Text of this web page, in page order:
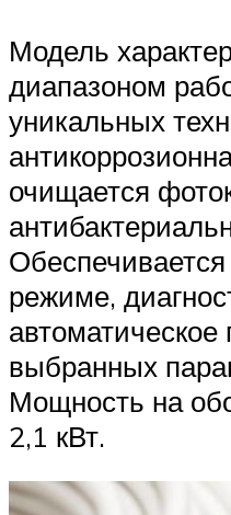
Модель
диапазоном
уникальных
очищается
режиме,
выбранных
Мощность на
2,1 кВт.